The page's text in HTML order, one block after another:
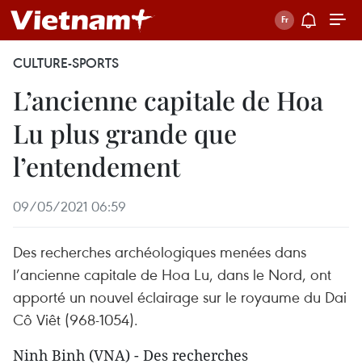
CULTURE-SPORTS
L’ancienne capitale de Hoa
Lu plus grande que
l’entendement
09/05/2021 06:59
Des recherches archéologiques menées dans
l’ancienne capitale de Hoa Lu, dans le Nord, ont
apporté un nouvel éclairage sur le royaume du Dai
Cô Viêt (968-1054).
Ninh Binh (VNA) - Des recherches